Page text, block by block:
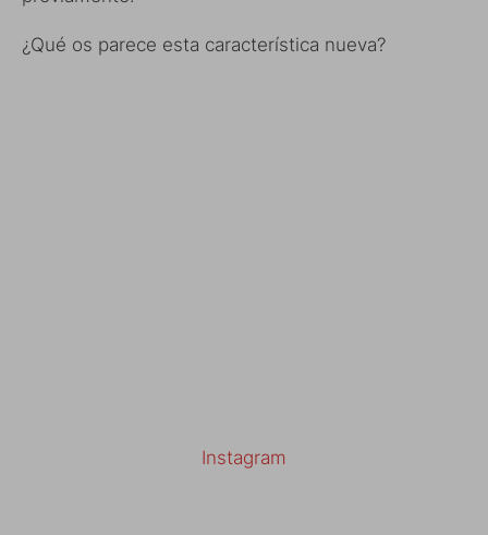
¿Qué os parece esta característica nueva?
Instagram